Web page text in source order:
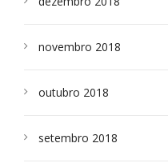
novembro 2018
outubro 2018
setembro 2018